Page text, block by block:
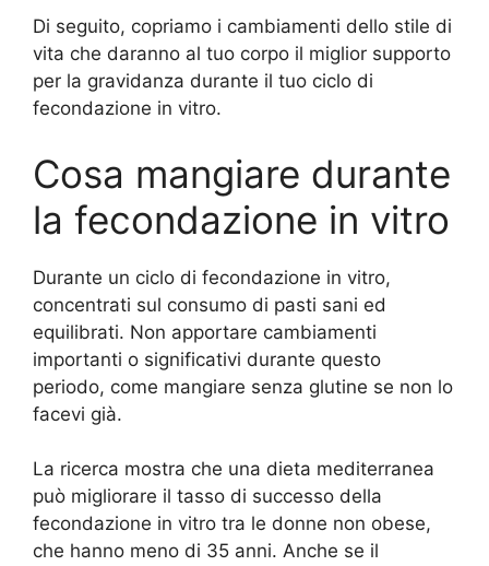
Di seguito, copriamo i cambiamenti dello stile di
vita che daranno al tuo corpo il miglior supporto
per la gravidanza durante il tuo ciclo di
fecondazione in vitro.
Cosa mangiare durante
la fecondazione in vitro
Durante un ciclo di fecondazione in vitro,
concentrati sul consumo di pasti sani ed
equilibrati. Non apportare cambiamenti
importanti o significativi durante questo
periodo, come mangiare senza glutine se non lo
facevi già.
La ricerca mostra che una dieta mediterranea
può migliorare il tasso di successo della
fecondazione in vitro tra le donne non obese,
che hanno meno di 35 anni. Anche se il